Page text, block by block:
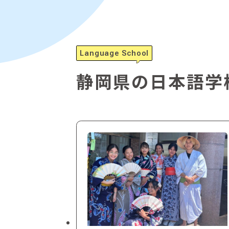
Language School
静岡県の日本語